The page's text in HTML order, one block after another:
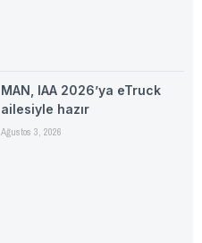
MAN, IAA 2026’ya eTruck
ailesiyle hazır
Ağustos 3, 2026